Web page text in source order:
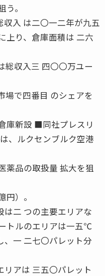
。
入 は二〇一二年が九五
上り、倉庫面積は 二六
総収入三 四〇〇万ユー
場で四番目 のシェアを
庫新設 ■同社プレスリ
ルクセンブルク空港
薬品の取扱量 拡大を狙
）。
二 つの主要エリアな
トルのエリアは一五℃
一 二七〇パレット分
アは 三五〇パレット